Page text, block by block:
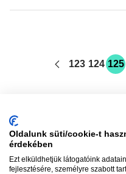
123 124 125
Oldalunk süti/cookie-t
érdekében
Ezt elküldhetjük látogatóink
fejlesztésére, személyre szabott